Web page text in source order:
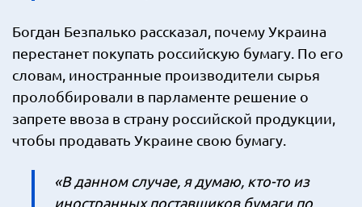
Богдан Безпалько рассказал, почему Украина
перестанет покупать российскую бумагу. По его
словам, иностранные производители сырья
пролоббировали в парламенте решение о
запрете ввоза в страну российской продукции,
чтобы продавать Украине свою бумагу.
«В данном случае, я думаю, кто-то из
иностранных поставщиков бумаги по